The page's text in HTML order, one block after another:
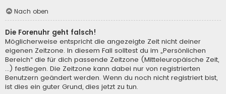
Nach oben
Die Forenuhr geht falsch!
Möglicherweise entspricht die angezeigte Zeit nicht deiner
eigenen Zeitzone. In diesem Fall solltest du im „Persönlichen
Bereich“ die für dich passende Zeitzone (Mitteleuropäische Zeit,
...) festlegen. Die Zeitzone kann dabei nur von registrierten
Benutzern geändert werden. Wenn du noch nicht registriert bist,
ist dies ein guter Grund, dies jetzt zu tun.